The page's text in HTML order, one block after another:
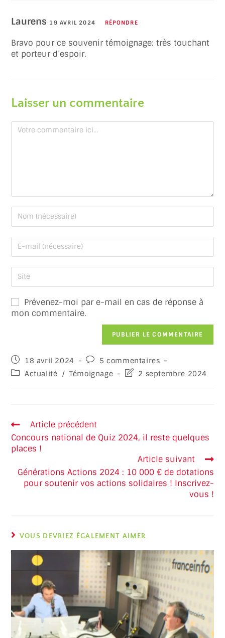
Laurens 19 AVRIL 2024 RÉPONDRE
Bravo pour ce souvenir témoignage: très touchant
et porteur d’espoir.
Laisser un commentaire
Prévenez-moi par e-mail en cas de réponse à
mon commentaire.
18 avril 2024
5 commentaires
Actualité / Témoignage 2 septembre 2024
Article précédent
Concours national de Quiz 2024, il reste quelques
places !
Article suivant
Générations Actions 2024 : 10 000 € de dotations
pour soutenir vos actions solidaires ! Inscrivez-
vous !
VOUS DEVRIEZ ÉGALEMENT AIMER